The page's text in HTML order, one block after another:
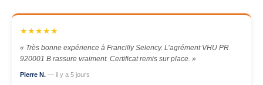
★★★★★
« Très bonne expérience à Francilly Selency. L’agrément VHU PR
920001 B rassure vraiment. Certificat remis sur place. »
Pierre N. — il y a 5 jours